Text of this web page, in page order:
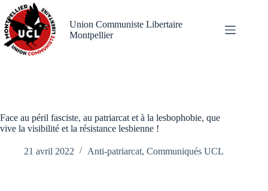
Passer
au
contenu
Union Communiste Libertaire
Montpellier
Face au péril fasciste, au patriarcat et à la lesbophobie, que
vive la visibilité et la résistance lesbienne !
21 avril 2022 Anti-patriarcat, Communiqués UCL